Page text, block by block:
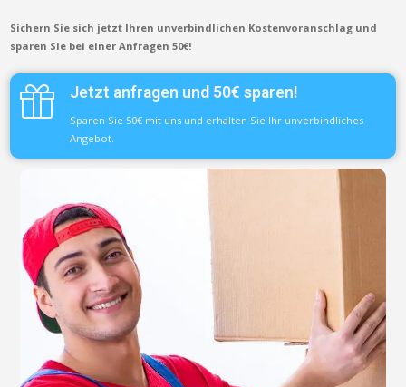
Sichern Sie sich jetzt Ihren unverbindlichen Kostenvoranschlag und
sparen Sie bei einer Anfragen 50€!
Jetzt anfragen und 50€ sparen!
Sparen Sie 50€ mit uns und erhalten Sie Ihr unverbindliches
Angebot.